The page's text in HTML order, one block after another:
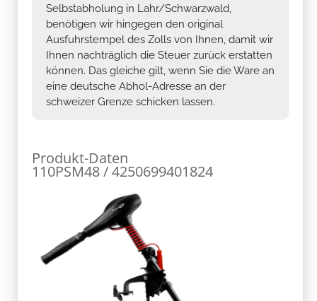
Selbstabholung in Lahr/Schwarzwald,
benötigen wir hingegen den original
Ausfuhrstempel des Zolls von Ihnen, damit wir
Ihnen nachträglich die Steuer zurück erstatten
können. Das gleiche gilt, wenn Sie die Ware an
eine deutsche Abhol-Adresse an der
schweizer Grenze schicken lassen.
Produkt-Daten
110PSM48 / 4250699401824